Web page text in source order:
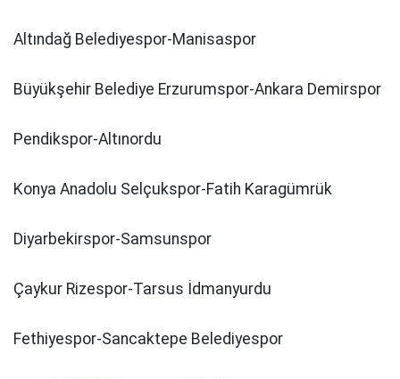
Altındağ Belediyespor-Manisaspor
Büyükşehir Belediye Erzurumspor-Ankara Demirspor
Pendikspor-Altınordu
Konya Anadolu Selçukspor-Fatih Karagümrük
Diyarbekirspor-Samsunspor
Çaykur Rizespor-Tarsus İdmanyurdu
Fethiyespor-Sancaktepe Belediyespor